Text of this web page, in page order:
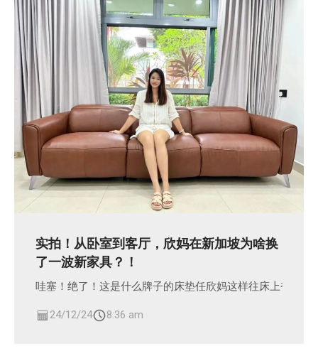
实拍！从卧室到客厅，欣妈在新加坡为啥换
了一波新家具？！
哇塞！绝了！这是什么牌子的床垫任欣妈这样往床上奋力
24/12/24 8:36 am